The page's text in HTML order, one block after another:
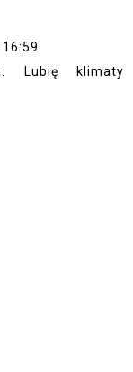
Lubię klimaty